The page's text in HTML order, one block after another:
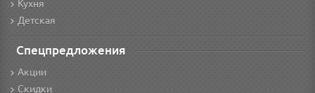
Кухня
Детская
Спецпредложения
Акции
Скидки